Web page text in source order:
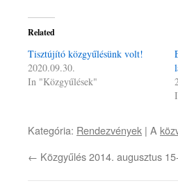
Related
Tisztújító közgyűlésünk volt!
2020.09.30.
In "Közgyűlések"
Kategória: Rendezvények | A
← Közgyűlés 2014. augusztus